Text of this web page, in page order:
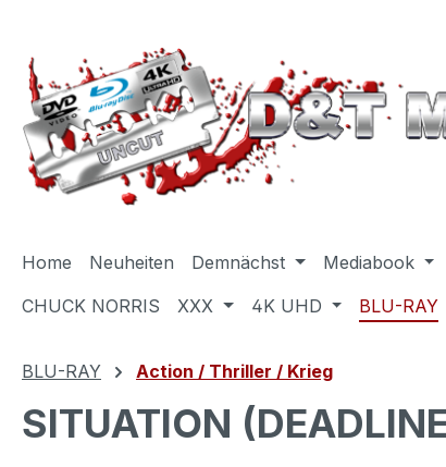
Home Neuheiten Demnächst Mediabook
CHUCK NORRIS
XXX 4K UHD BLU-RAY
BLU-RAY Action / Thriller / Krieg
SITUATION